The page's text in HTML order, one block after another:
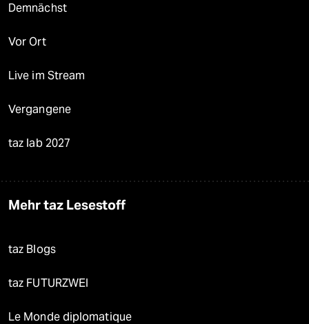
Demnächst
Vor Ort
Live im Stream
Vergangene
taz lab 2027
Mehr taz Lesestoff
taz Blogs
taz FUTURZWEI
Le Monde diplomatique